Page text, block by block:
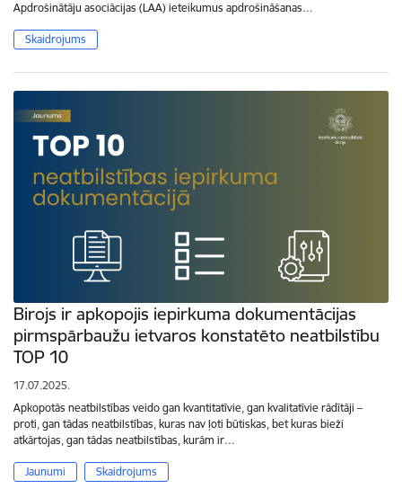
Apdrošinātāju asociācijas (LAA) ieteikumus apdrošināšanas…
Skaidrojums
Birojs ir apkopojis iepirkuma dokumentācijas
pirmspārbaužu ietvaros konstatēto neatbilstību
TOP 10
17.07.2025.
Apkopotās neatbilstības veido gan kvantitatīvie, gan kvalitatīvie rādītāji –
proti, gan tādas neatbilstības, kuras nav ļoti būtiskas, bet kuras bieži
atkārtojas, gan tādas neatbilstības, kurām ir…
Jaunumi Skaidrojums